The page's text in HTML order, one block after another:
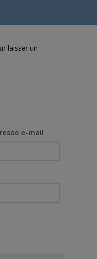
laisser un
e-mail